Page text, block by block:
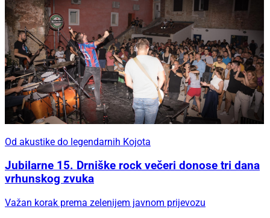
Od akustike do legendarnih Kojota
Jubilarne 15. Drniške rock večeri donose tri dana
vrhunskog zvuka
Važan korak prema zelenijem javnom prijevozu